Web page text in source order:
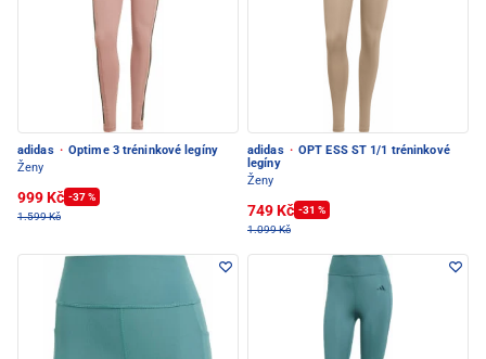
adidas · Optime 3 tréninkové legíny
Ženy
999 Kč -37 %
1.599 Kč
adidas · OPT ESS ST 1/1 tréninkové
legíny
Ženy
749 Kč -31 %
1.099 Kč